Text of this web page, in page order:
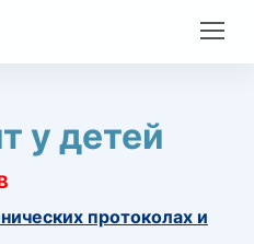
у детей
протоколах и